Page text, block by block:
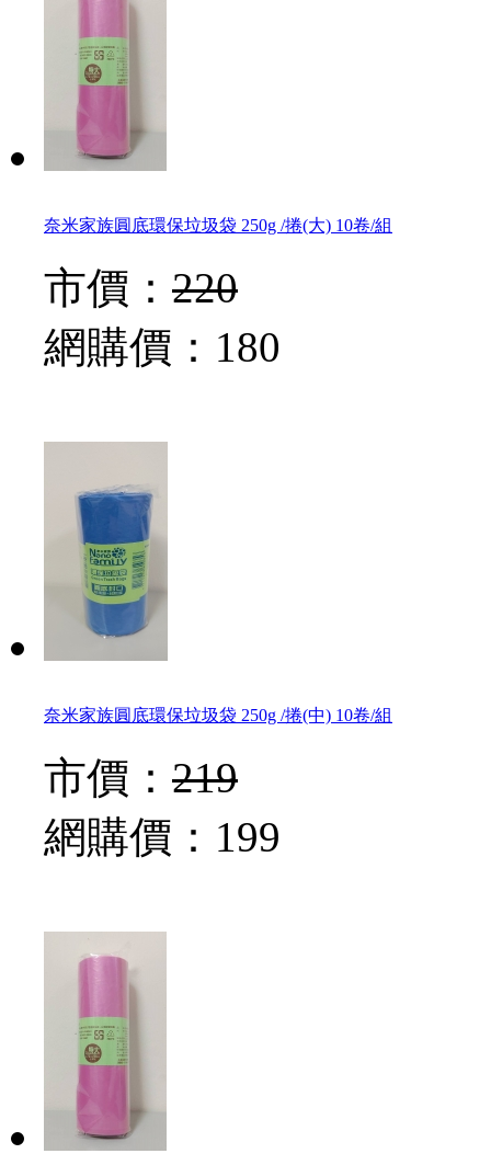
奈米家族圓底環保垃圾袋 250g /捲(大) 10卷/組
市價： 220
網購價： 180
奈米家族圓底環保垃圾袋 250g /捲(中) 10卷/組
市價： 219
網購價： 199